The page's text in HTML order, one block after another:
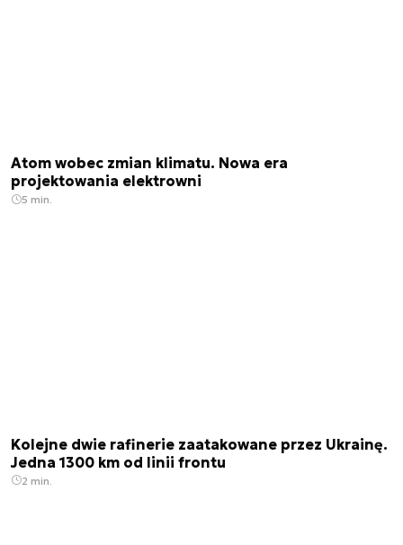
Atom wobec zmian klimatu. Nowa era
projektowania elektrowni
5 min.
Kolejne dwie rafinerie zaatakowane przez Ukrainę.
Jedna 1300 km od linii frontu
2 min.